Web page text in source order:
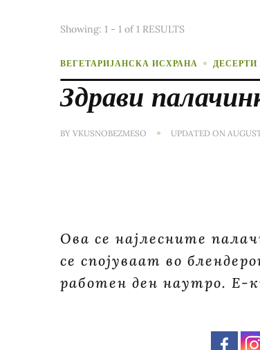
Showing: 1 - 1 of 1 RESULTS
ВЕГЕТАРИЈАНСКА ИСХРАНА ДЕСЕРТИ
Здрави
BYVKUSNOBEZMESO UPDATED ON
Ова се најлесните
се спојуваат во
работен ден наутро. E-